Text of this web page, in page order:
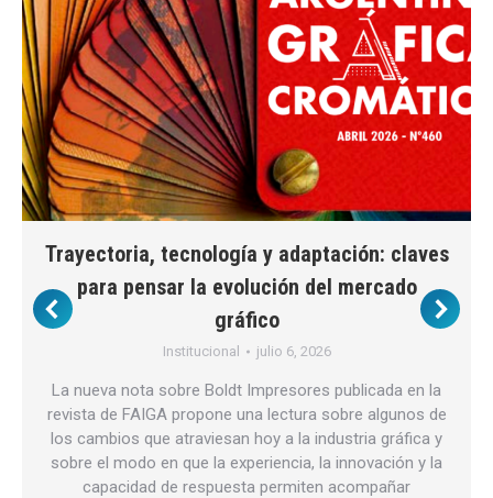
Trayectoria, tecnología y adaptación: claves
para pensar la evolución del mercado
gráfico
Institucional julio 6, 2026
La nueva nota sobre Boldt Impresores publicada en la
revista de FAIGA propone una lectura sobre algunos de
los cambios que atraviesan hoy a la industria gráfica y
sobre el modo en que la experiencia, la innovación y la
capacidad de respuesta permiten acompañar